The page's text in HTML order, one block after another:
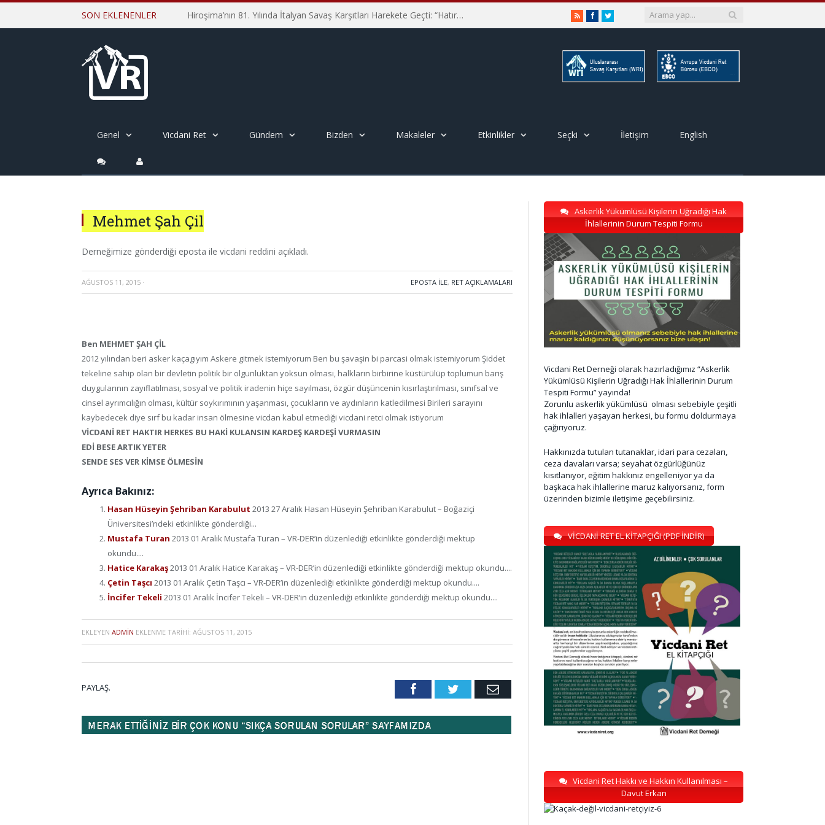
SON EKLENENLER Hiroşima’nın 81. Yılında İtalyan Savaş Karşıtları Harekete Geçti: “Hatırlamak yeterli değil” RSSFacebookTwitter
Genel Vicdani Ret Gündem Bizden Makaleler Etkinlikler Seçki İletişim English
Mehmet Şah Çil
Derneğimize gönderdiği eposta ile vicdani reddini açıkladı.
AĞUSTOS 11, 2015 · EPOSTA ILE, RET AÇIKLAMALARI
Ben MEHMET ŞAH ÇİL
2012 yılından beri asker kaçagıyım Askere gitmek istemiyorum Ben bu şavaşin bi parcasi olmak istemiyorum Şiddet
tekeline sahip olan bir devletin politik bir olgunluktan yoksun olması, halkların birbirine küstürülüp toplumun barış
duygularının zayıflatılması, sosyal ve politik iradenin hiçe sayılması, özgür düşüncenin kısırlaştırılması, sınıfsal ve
cinsel ayrımcılığın olması, kültür soykırımının yaşanması, çocukların ve aydınların katledilmesi Birileri sarayını
kaybedecek diye sırf bu kadar insan ölmesine vicdan kabul etmediği vicdani retci olmak istiyorum
VİCDANİ RET HAKTIR HERKES BU HAKİ KULANSIN KARDEŞ KARDEŞİ VURMASIN
EDİ BESE ARTIK YETER
SENDE SES VER KİMSE ÖLMESİN
Ayrıca Bakınız:
Hasan Hüseyin Şehriban Karabulut 2013 27 Aralık Hasan Hüseyin Şehriban Karabulut – Boğaziçi
Üniversitesi’ndeki etkinlikte gönderdiği...
Mustafa Turan 2013 01 Aralık Mustafa Turan – VR-DER’in düzenlediği etkinlikte gönderdiği mektup
okundu....
Hatice Karakaş2013 01 Aralık Hatice Karakaş – VR-DER’in düzenlediği etkinlikte gönderdiği mektup okundu....
Çetin Taşcı 2013 01 Aralık Çetin Taşcı – VR-DER’in düzenlediği etkinlikte gönderdiği mektup okundu....
İncifer Tekeli 2013 01 Aralık İncifer Tekeli – VR-DER’in düzenlediği etkinlikte gönderdiği mektup okundu....
EKLEYEN ADMIN EKLENME TARIHI: AĞUSTOS 11, 2015
PAYLAŞ. FacebookTwitter Email
Askerlik Yükümlüsü Kişilerin Uğradığı Hak
İhlallerinin Durum Tespiti Formu
Vicdani Ret Derneği olarak hazırladığımız “Askerlik
Yükümlüsü Kişilerin Uğradığı Hak İhlallerinin Durum
Tespiti Formu” yayında!
Zorunlu askerlik yükümlüsü olması sebebiyle çeşitli
hak ihlalleri yaşayan herkesi, bu formu doldurmaya
çağırıyoruz.
Hakkınızda tutulan tutanaklar, idari para cezaları,
ceza davaları varsa; seyahat özgürlüğünüz
kısıtlanıyor, eğitim hakkınız engelleniyor ya da
başkaca hak ihlallerine maruz kalıyorsanız, form
üzerinden bizimle iletişime geçebilirsiniz.
VİCDANİ RET EL KİTAPÇIĞI (PDF İNDİR)
Vicdani Ret Hakkı ve Hakkın Kullanılması –
Davut Erkan